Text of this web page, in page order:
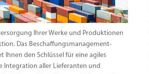
Ihrer Werke und Produktionen
Das Beschaffungsmanagement-
Ihnen den Schlüssel für eine agiles
Integration aller Lieferanten und